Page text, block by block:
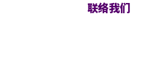
联络我们